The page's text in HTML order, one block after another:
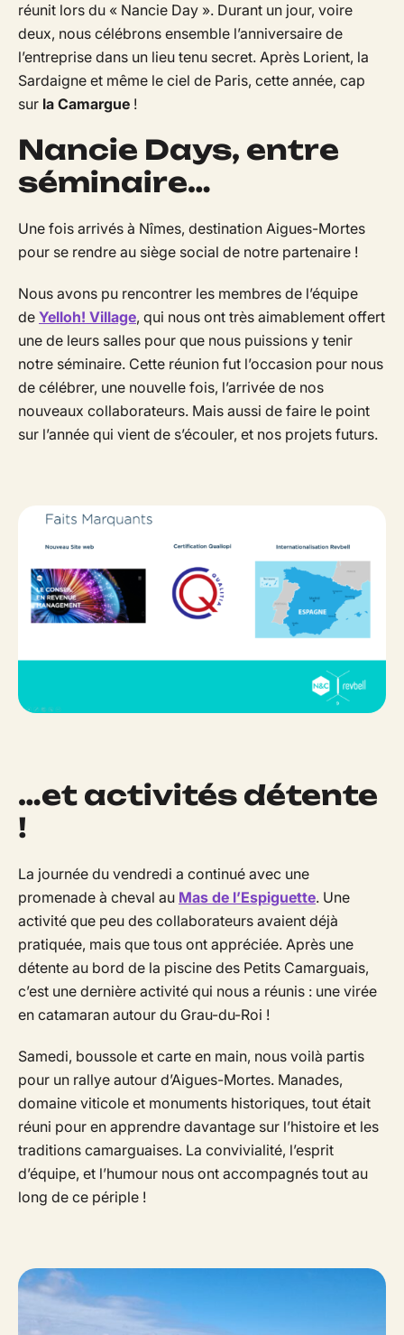
réunit lors du « Nancie Day ». Durant un jour, voire
deux, nous célébrons ensemble l’anniversaire de
l’entreprise dans un lieu tenu secret. Après Lorient, la
Sardaigne et même le ciel de Paris, cette année, cap
sur la Camargue !
Nancie Days, entre
séminaire…
Une fois arrivés à Nîmes, destination Aigues-Mortes
pour se rendre au siège social de notre partenaire !
Nous avons pu rencontrer les membres de l’équipe
de Yelloh! Village, qui nous ont très aimablement offert
une de leurs salles pour que nous puissions y tenir
notre séminaire. Cette réunion fut l’occasion pour nous
de célébrer, une nouvelle fois, l’arrivée de nos
nouveaux collaborateurs. Mais aussi de faire le point
sur l’année qui vient de s’écouler, et nos projets futurs.
…et activités détente
!
La journée du vendredi a continué avec une
promenade à cheval au Mas de l’Espiguette. Une
activité que peu des collaborateurs avaient déjà
pratiquée, mais que tous ont appréciée. Après une
détente au bord de la piscine des Petits Camarguais,
c’est une dernière activité qui nous a réunis : une virée
en catamaran autour du Grau-du-Roi !
Samedi, boussole et carte en main, nous voilà partis
pour un rallye autour d’Aigues-Mortes. Manades,
domaine viticole et monuments historiques, tout était
réuni pour en apprendre davantage sur l’histoire et les
traditions camarguaises. La convivialité, l’esprit
d’équipe, et l’humour nous ont accompagnés tout au
long de ce périple !